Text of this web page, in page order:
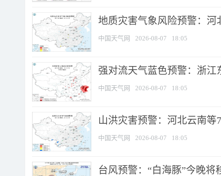
地质灾害气象风险预警：河
中国天气网 2026-08-07 18:05
强对流天气蓝色预警：浙江
中国天气网 2026-08-07 18:05
山洪灾害预警：河北云南
中国天气网 2026-08-07 18:05
台风预警：“白海豚”今晚将